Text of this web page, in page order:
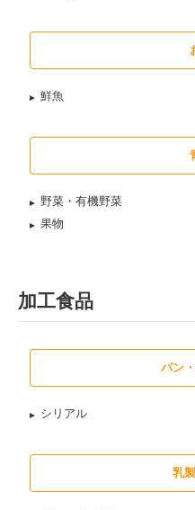
鮮魚
野菜・有機野菜
果物
加工食品
パン
シリアル
乳